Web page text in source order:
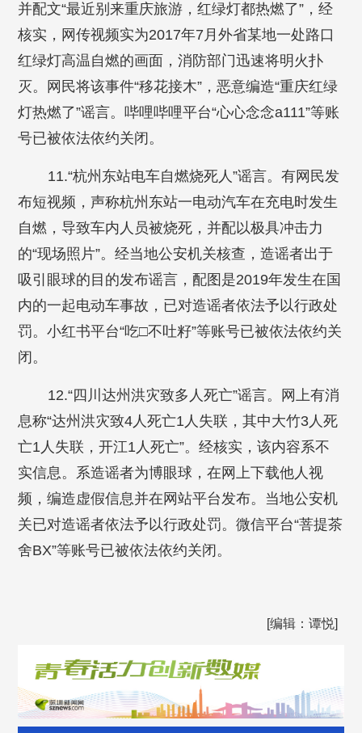
并配文“最近别来重庆旅游，红绿灯都热燃了”，经
核实，网传视频实为2017年7月外省某地一处路口
红绿灯高温自燃的画面，消防部门迅速将明火扑
灭。网民将该事件“移花接木”，恶意编造“重庆红绿
灯热燃了”谣言。哔哩哔哩平台“心心念念a111”等账
号已被依法依约关闭。
11.“杭州东站电车自燃烧死人”谣言。有网民发
布短视频，声称杭州东站一电动汽车在充电时发生
自燃，导致车内人员被烧死，并配以极具冲击力
的“现场照片”。经当地公安机关核查，造谣者出于
吸引眼球的目的发布谣言，配图是2019年发生在国
内的一起电动车事故，已对造谣者依法予以行政处
罚。小红书平台“吃□不吐籽”等账号已被依法依约关
闭。
12.“四川达州洪灾致多人死亡”谣言。网上有消
息称“达州洪灾致4人死亡1人失联，其中大竹3人死
亡1人失联，开江1人死亡”。经核实，该内容系不
实信息。系造谣者为博眼球，在网上下载他人视
频，编造虚假信息并在网站平台发布。当地公安机
关已对造谣者依法予以行政处罚。微信平台“菩提茶
舍BX”等账号已被依法依约关闭。
[编辑：谭悦]